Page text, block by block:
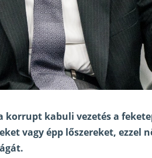
korrupt kabuli vezetés a
vagy épp lőszereket, ezzel